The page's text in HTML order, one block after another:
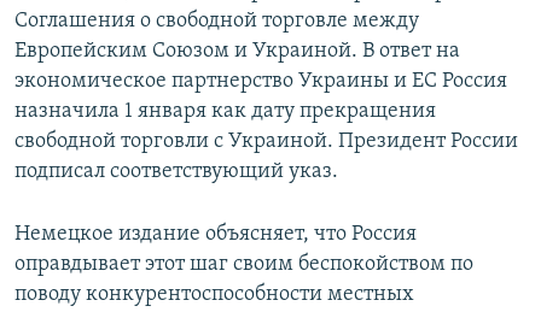
Соглашения о свободной торговле между
Европейским Союзом и Украиной. В ответ на
экономическое партнерство Украины и ЕС Россия
назначила 1 января как дату прекращения
свободной торговли с Украиной. Президент России
подписал соответствующий указ.
Немецкое издание объясняет, что Россия
оправдывает этот шаг своим беспокойством по
поводу конкурентоспособности местных